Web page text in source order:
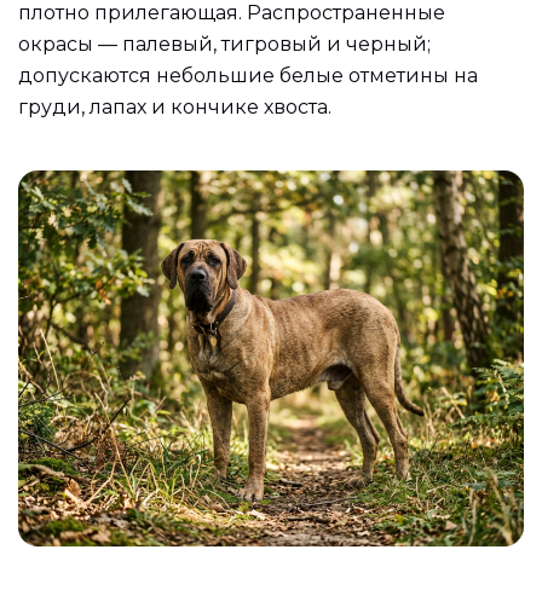
плотно прилегающая. Распространенные
окрасы — палевый, тигровый и черный;
допускаются небольшие белые отметины на
груди, лапах и кончике хвоста.